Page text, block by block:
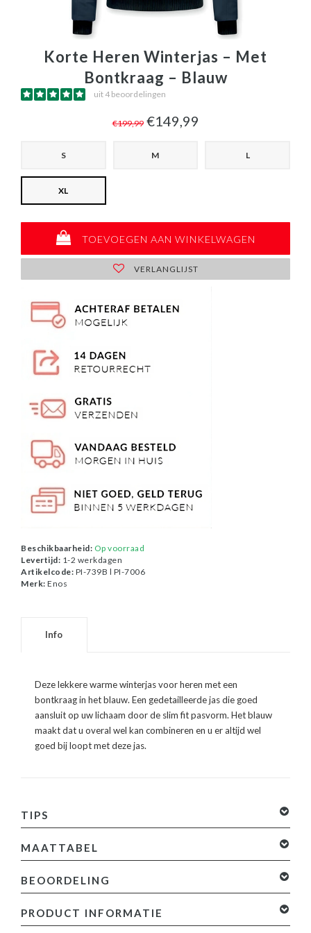
Korte Heren Winterjas – Met
Bontkraag – Blauw
uit 4 beoordelingen
€199,99 €149,99
S M L
XL
TOEVOEGEN AAN WINKELWAGEN
VERLANGLIJST
Beschikbaarheid: Op voorraad
Levertijd: 1-2 werkdagen
Artikelcode: PI-739B l PI-7006
Merk: Enos
Info
Deze lekkere warme winterjas voor heren met een
bontkraag in het blauw. Een gedetailleerde jas die goed
aansluit op uw lichaam door de slim fit pasvorm. Het blauw
maakt dat u overal wel kan combineren en u er altijd wel
goed bij loopt met deze jas.
TIPS
MAATTABEL
BEOORDELING
ANNET
PRODUCT INFORMATIE